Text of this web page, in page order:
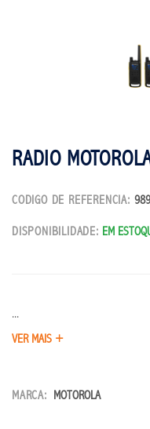
RADIO
CODIGO DE REFERENCIA:
DISPONIBILIDADE: EM
...
VER MAIS +
MARCA: MOTOROLA